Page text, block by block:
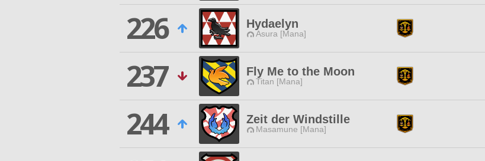
226
Hydaelyn
Asura [Mana]
237
Fly Me to the Moon
Titan [Mana]
244
Zeit der Windstille
Masamune [Mana]